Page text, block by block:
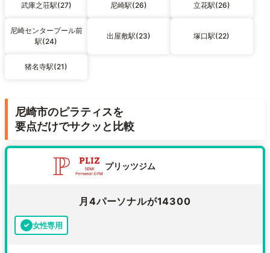
武庫之荘駅(27) 尼崎駅(26) 立花駅(26)
尼崎センタープール前
駅(24)
出屋敷駅(23) 塚口駅(22)
猪名寺駅(21)
尼崎市のピラティスを
要点だけでサクッと比較
プリッツジム
月4パーソナルが14300
女性専用